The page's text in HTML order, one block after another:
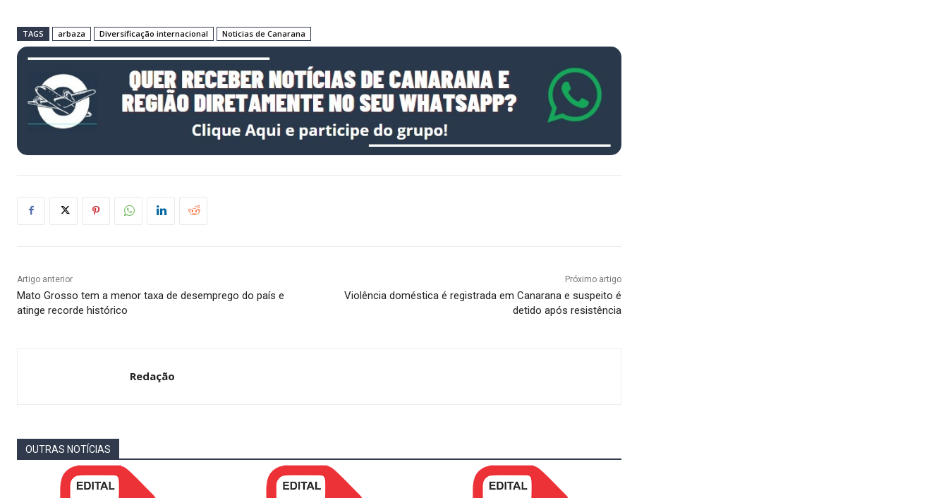
TAGS arbaza Diversificação internacional Noticias de Canarana
Artigo anterior
Mato Grosso tem a menor taxa de desemprego do país e
atinge recorde histórico
Próximo artigo
Violência doméstica é registrada em Canarana e suspeito é
detido após resistência
Redação
OUTRAS NOTÍCIAS